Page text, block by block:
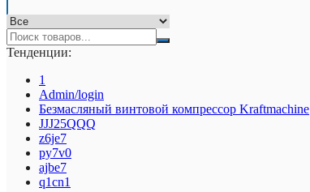
Тенденции:
1
Admin/login
Безмасляный винтовой компрессор Kraftmaсhine
JJJ25QQQ
z6je7
py7v0
ajbe7
q1cn1